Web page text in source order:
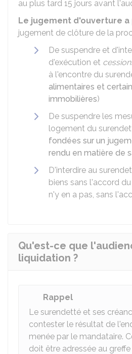
au plus tard 15 jours avant
Le jugement d'ouverture
jugement de clôture de la
De suspendre et
d'exécution et
à l'encontre du
alimentaires et
immobilières)
De suspendre les
logement du
fondées sur un
rendu en matière de
D'interdire au
biens sans l'accord
n'y en a pas, sans
Qu'est-ce que
liquidation ?
Rappel
Le surendetté et ses
contester le résultat de
menée par le mandataire.
doit être adressée au